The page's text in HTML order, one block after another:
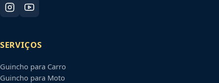
SERVIÇOS
Guincho para Carro
Guincho para Moto